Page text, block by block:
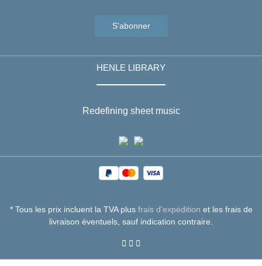
S'abonner
HENLE LIBRARY
Redefining sheet music
* Tous les prix incluent la TVA plus frais d'expédition et les frais de
livraison éventuels, sauf indication contraire.